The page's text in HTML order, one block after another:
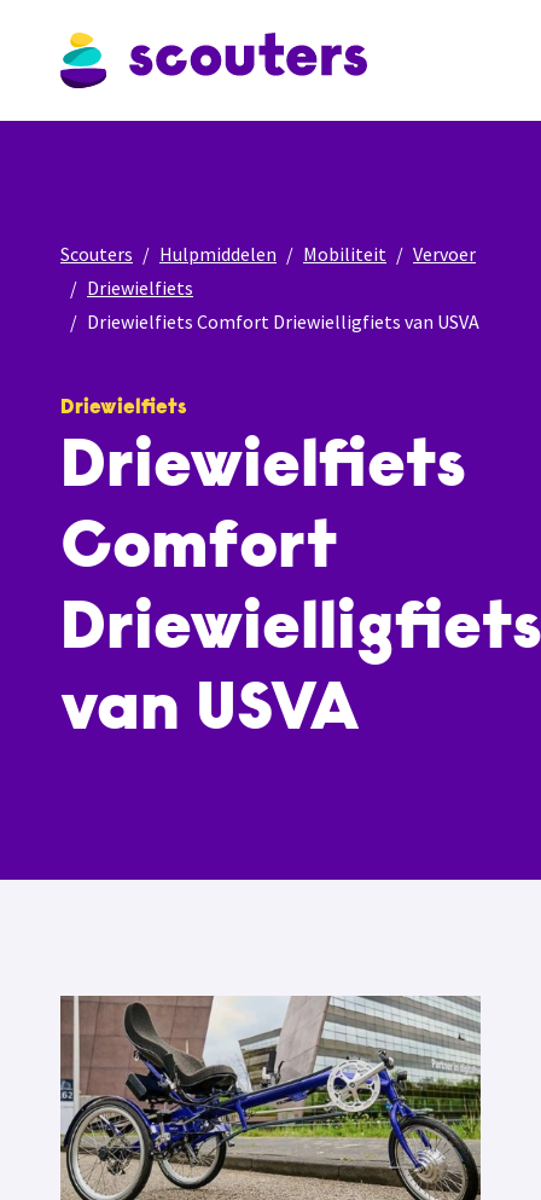
Scouters Hulpmiddelen Mobiliteit
Vervoer
Driewielfiets
Driewielfiets Comfort Driewielligfiets van USVA
Driewielfiets
Driewielfiets
Comfort
Driewielligfiets
van USVA